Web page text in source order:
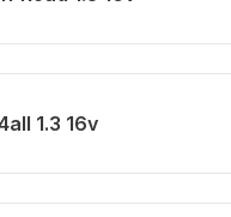
1.3 16v